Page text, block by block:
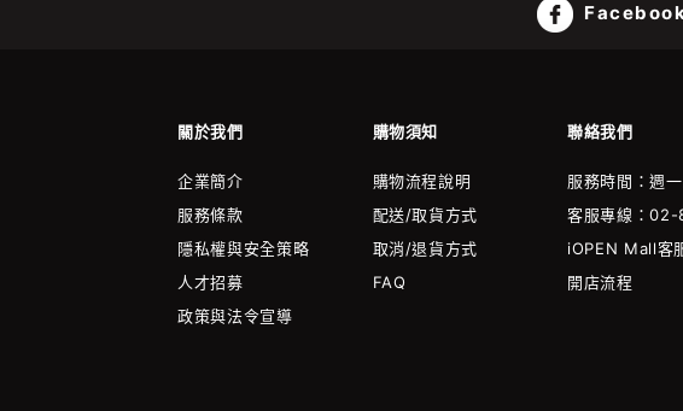
關於我們 購物須知 聯絡我們
企業簡介
服務條款
隱私權與安全策略
人才招募
政策與法令宣導
購物流程說明
配送/取貨方式
取消/退貨方式
FAQ
服務時間：週
客服專線：
iOPEN Mall客
開店流程